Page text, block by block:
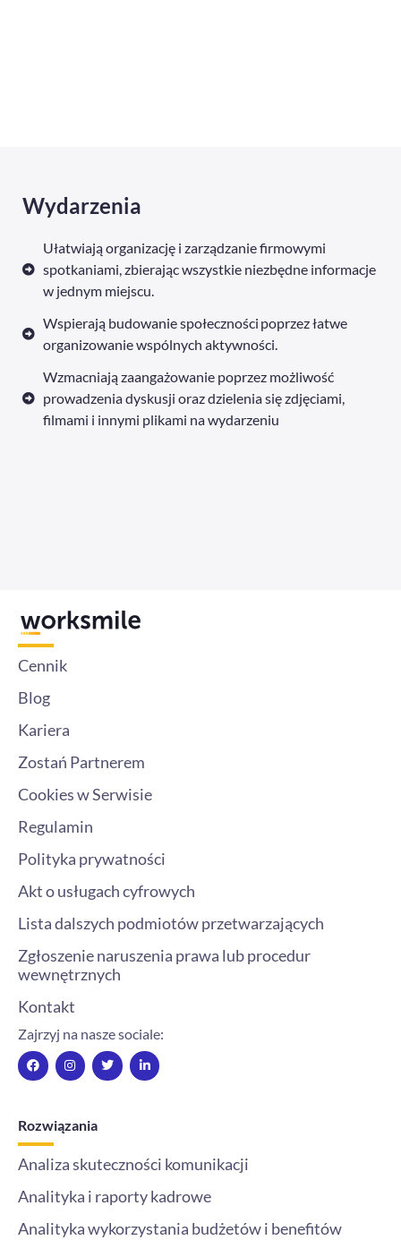
Wydarzenia
Ułatwiają organizację i zarządzanie firmowymi
spotkaniami, zbierając wszystkie niezbędne informacje
w jednym miejscu.
Wspierają budowanie społeczności poprzez łatwe
organizowanie wspólnych aktywności.
Wzmacniają zaangażowanie poprzez możliwość
prowadzenia dyskusji oraz dzielenia się zdjęciami,
filmami i innymi plikami na wydarzeniu
Cennik
Blog
Kariera
Zostań Partnerem
Cookies w Serwisie
Regulamin
Polityka prywatności
Akt o usługach cyfrowych
Lista dalszych podmiotów przetwarzających
Zgłoszenie naruszenia prawa lub procedur
wewnętrznych
Kontakt
Zajrzyj na nasze sociale:
F
a
c
o
k
I
n
s
r
T
w
i
L
i
n
-
i
Rozwiązania
Analiza skuteczności komunikacji
Analityka i raporty kadrowe
Analityka wykorzystania budżetów i benefitów